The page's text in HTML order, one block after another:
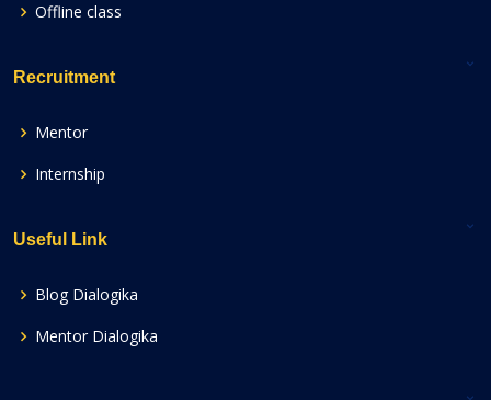
Offline class
Recruitment
Mentor
Internship
Useful Link
Blog Dialogika
Mentor Dialogika